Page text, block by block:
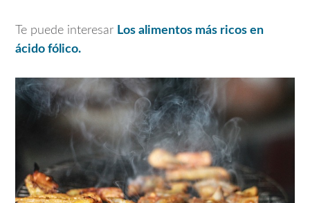
Te puede interesar Los alimentos más ricos en
ácido fólico.